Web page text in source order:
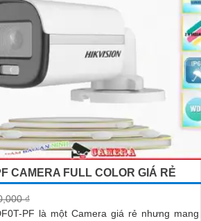
CAMERA FULL COLOR GIÁ RẺ
₫
PF là một Camera giá rẻ nhưng